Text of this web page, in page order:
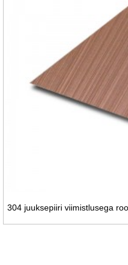
304 juuksepiiri viimistlusega